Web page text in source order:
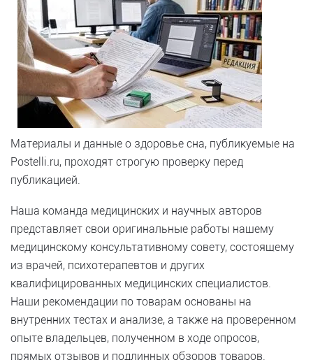
Материалы и данные о здоровье сна, публикуемые на
Postelli.ru, проходят строгую проверку перед
публикацией.
Наша команда медицинских и научных авторов
представляет свои оригинальные работы нашему
медицинскому консультативному совету, состоящему
из врачей, психотерапевтов и других
квалифицированных медицинских специалистов.
Наши рекомендации по товарам основаны на
внутренних тестах и ​​анализе, а также на проверенном
опыте владельцев, полученном в ходе опросов,
прямых отзывов и подлинных обзоров товаров.